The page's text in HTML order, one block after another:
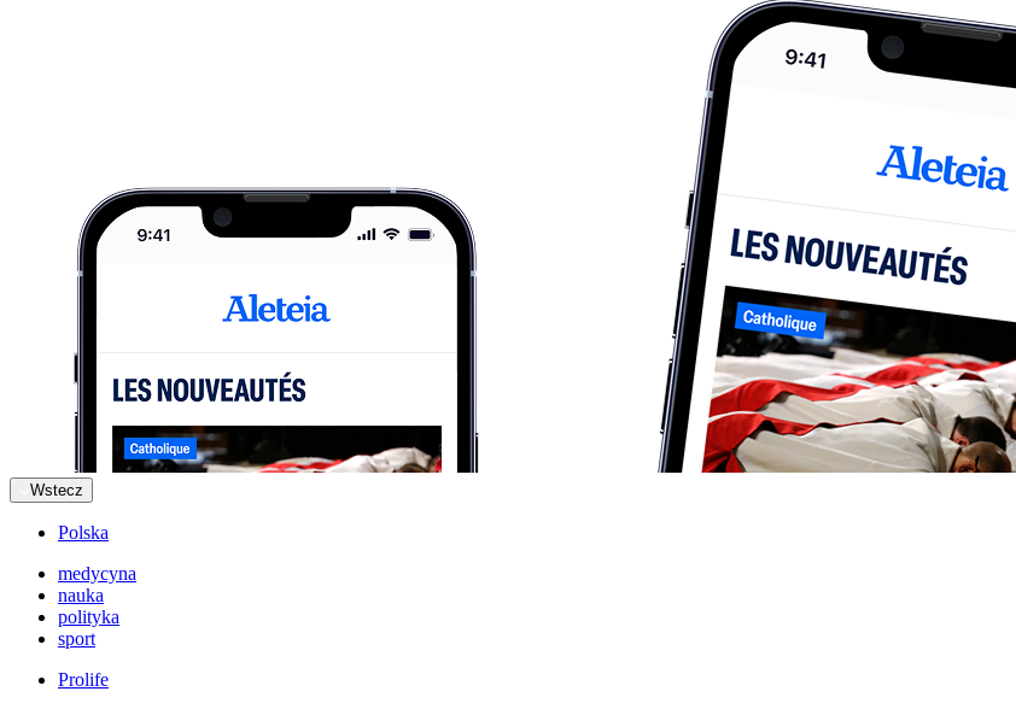
Wstecz
Polska
medycyna
nauka
polityka
sport
Prolife